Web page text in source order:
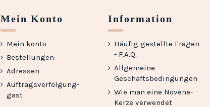
Mein Konto
Mein konto
Bestellungen
Adressen
Auftragsverfolgung-
gast
Information
Häufig gestellte Fragen
- F.A.Q.
Allgemeine
Geschäftsbedingungen
Wie man eine Novene-
Kerze verwendet